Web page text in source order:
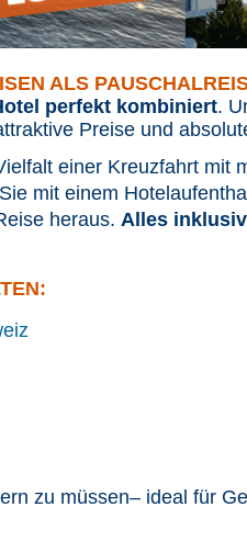
ALS
perfekt kombiniert.
Preise und
einer Kreuzfahrt mit
mit einem
heraus. Alles
zu müssen– ideal für